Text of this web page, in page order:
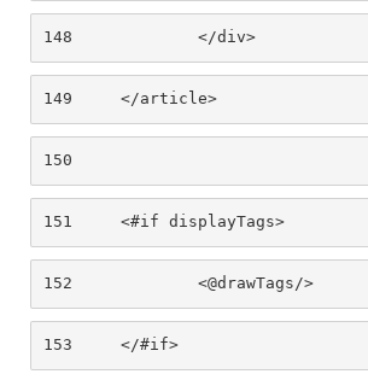
148
		</div>
149
	</article>
150
151
	<#if displayTags>
152
		<@drawTags/>
153
	</#if>